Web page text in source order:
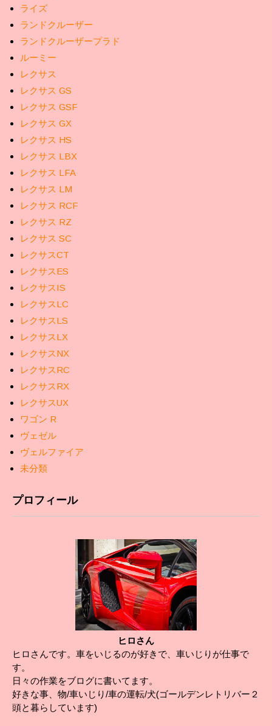
ライズ
ランドクルーザー
ランドクルーザープラド
ルーミー
レクサス
レクサス GS
レクサス GSF
レクサス GX
レクサス HS
レクサス LBX
レクサス LFA
レクサス LM
レクサス RCF
レクサス RZ
レクサス SC
レクサスCT
レクサスES
レクサスIS
レクサスLC
レクサスLS
レクサスLX
レクサスNX
レクサスRC
レクサスRX
レクサスUX
ワゴン R
ヴェゼル
ヴェルファイア
未分類
プロフィール
ヒロさん
ヒロさんです。車をいじるのが好きで、車いじりが仕事で
す。
日々の作業をブログに書いてます。
好きな事、物/車いじり/車の運転/犬(ゴールデンレトリバー２
頭と暮らしています)